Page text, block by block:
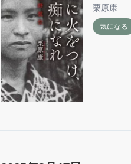
栗原康
気になる